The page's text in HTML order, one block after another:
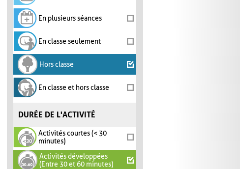
En plusieurs séances
En classe seulement
Hors classe
En classe et hors classe
DURÉE DE L'ACTIVITÉ
Activités courtes (< 30
minutes)
Activités développées
(Entre 30 et 60 minutes)